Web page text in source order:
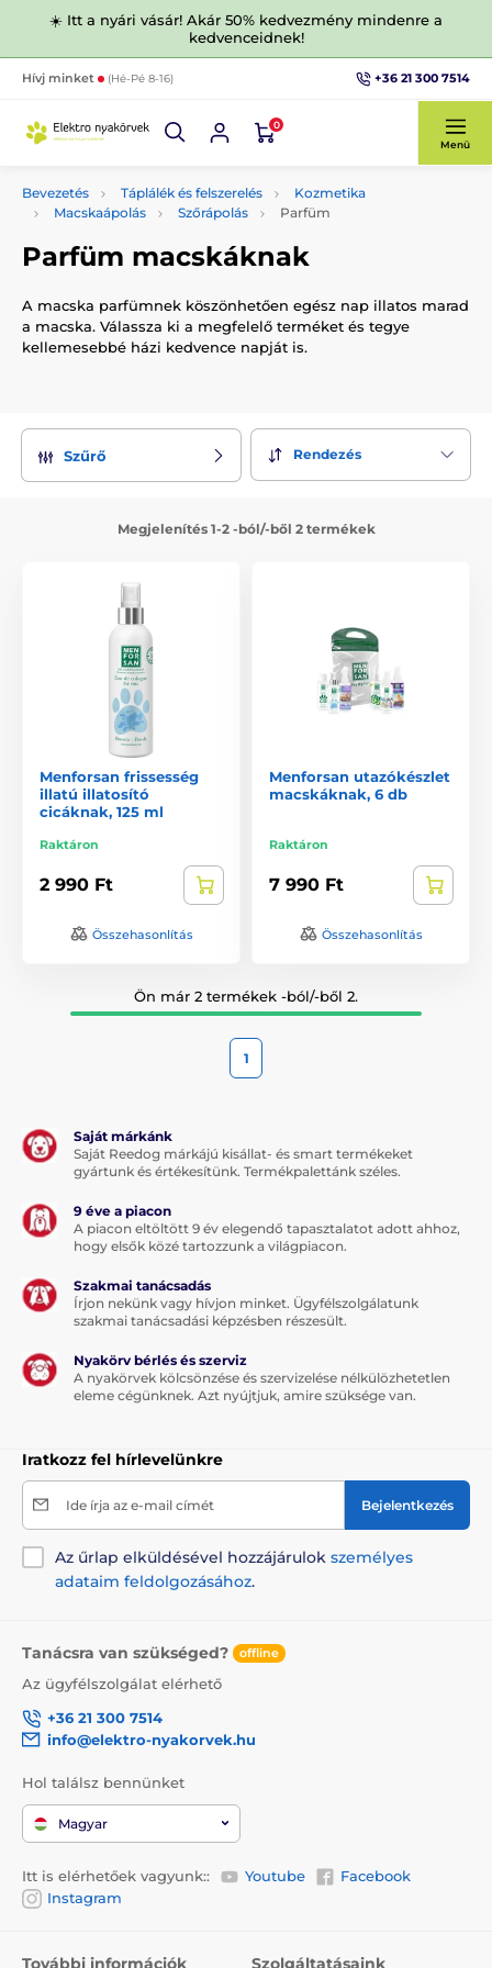
☀️ Itt a nyári vásár! Akár 50% kedvezmény mindenre a
kedvenceidnek!
Hívj minket (Hé-Pé 8-16) +36 21 300 7514
0
Menü
Bevezetés Táplálék és felszerelés
Kozmetika
Macskaápolás
Szőrápolás Parfüm
Parfüm macskáknak
A macska parfümnek köszönhetően egész nap illatos marad
a macska. Válassza ki a megfelelő terméket és tegye
kellemesebbé házi kedvence napját is.
Szűrő Rendezés
Megjelenítés 1-2 -ból/-ből 2 termékek
Menforsan frissesség
illatú illatosító
cicáknak, 125 ml
Raktáron
2 990 Ft
Összehasonlítás
Menforsan utazókészlet
macskáknak, 6 db
Raktáron
7 990 Ft
Összehasonlítás
Ön már 2 termékek -ból/-ből 2.
1
Saját márkánk
Saját Reedog márkájú kisállat- és smart termékeket
gyártunk és értékesítünk. Termékpalettánk széles.
9 éve a piacon
A piacon eltöltött 9 év elegendő tapasztalatot adott ahhoz,
hogy elsők közé tartozzunk a világpiacon.
Szakmai tanácsadás
Írjon nekünk vagy hívjon minket. Ügyfélszolgálatunk
szakmai tanácsadási képzésben részesült.
Nyakörv bérlés és szerviz
A nyakörvek kölcsönzése és szervizelése nélkülözhetetlen
eleme cégünknek. Azt nyújtjuk, amire szüksége van.
Iratkozz fel hírlevelünkre
Ide írja az e-mail címét Bejelentkezés
Az űrlap elküldésével hozzájárulok személyes
adataim feldolgozásához.
Tanácsra van szükséged? offline
Az ügyfélszolgálat elérhető
+36 21 300 7514
info@elektro-nyakorvek.hu
Hol találsz bennünket
Magyar
Itt is elérhetőek vagyunk:: Youtube
Facebook
Instagram